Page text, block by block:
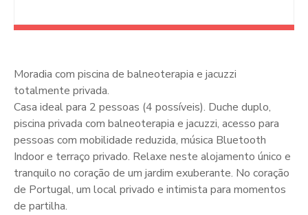
Moradia com piscina de balneoterapia e jacuzzi
totalmente privada.
Casa ideal para 2 pessoas (4 possíveis). Duche duplo,
piscina privada com balneoterapia e jacuzzi, acesso para
pessoas com mobilidade reduzida, música Bluetooth
Indoor e terraço privado. Relaxe neste alojamento único e
tranquilo no coração de um jardim exuberante. No coração
de Portugal, um local privado e intimista para momentos
de partilha.